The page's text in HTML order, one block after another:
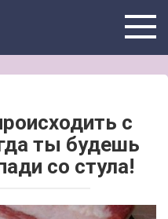
с
ты будешь
со стула!